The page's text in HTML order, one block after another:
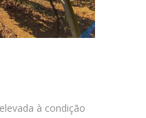
à condição